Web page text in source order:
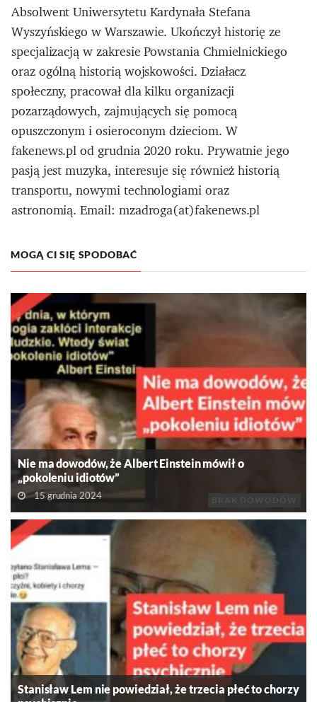
Absolwent Uniwersytetu Kardynała Stefana
Wyszyńskiego w Warszawie. Ukończył historię ze
specjalizacją w zakresie Powstania Chmielnickiego
oraz ogólną historią wojskowości. Działacz
społeczny, pracował dla kilku organizacji
pozarządowych, zajmujących się pomocą
opuszczonym i osieroconym dzieciom. W
fakenews.pl od grudnia 2020 roku. Prywatnie jego
pasją jest muzyka, interesuje się również historią
transportu, nowymi technologiami oraz
astronomią. Email: mzadroga(at)fakenews.pl
MOGĄ CI SIĘ SPODOBAĆ
Nie ma dowodów, że Albert Einstein mówił o
„pokoleniu idiotów”
15 grudnia 2024
Stanisław Lem nie powiedział, że trzecia płeć to chorzy